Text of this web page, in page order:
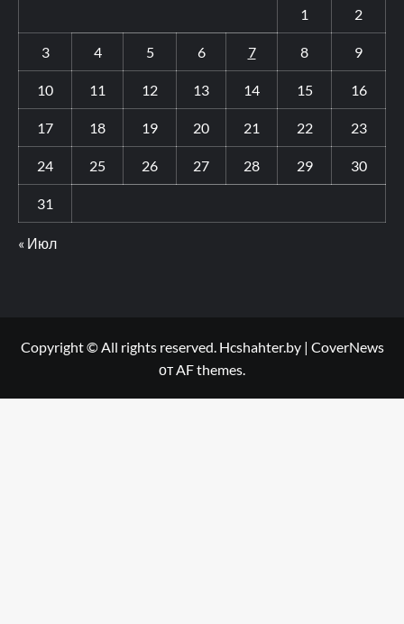
1 2
3 4 5 6 7 8 9
10 11 12 13 14 15 16
17 18 19 20 21 22 23
24 25 26 27 28 29 30
31
« Июл
Copyright © All rights reserved. Hcshahter.by | CoverNews
от AF themes.